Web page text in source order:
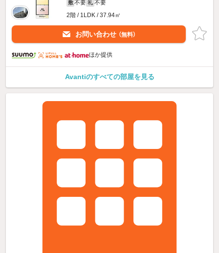
敷 不要 礼 不要
2階 / 1LDK / 37.94㎡
お問い合わせ （無料）
ほか提供
Avantiのすべての部屋を見る